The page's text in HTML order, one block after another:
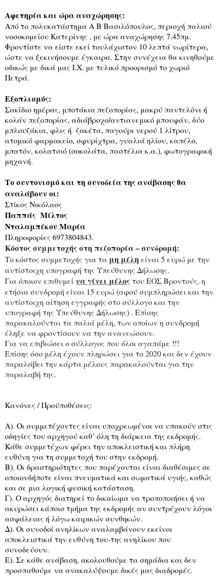
Αφετηρίακαι ώρααναχώρησης:
Από το πολυκατάστημα Α Β Βασιλόπουλος, περιοχή παλιού
νοσοκομείου Κατερίνης , με ώρα αναχώρησης 7.45πμ.
Φροντίστε ναείστε εκείτουλάχιστον 10 λεπτάνωρίτερα,
ώστε ναξεκινήσουμε έγκαιρα. Στην συνέχεια θα κινηθούμε
οδικώς με δικά μας Ι.Χ. με τελικό προορισμό το χωριό
Πετρά.
Εξοπλισμός:
Σακίδιοημέρας, μποτάκιαπεζοπορίας, μακρύπαντελόνιή
κολάν πεζοπορίας, αδιάβροχο/αντιανεμικό μπουφάν, δύο
μπλουζάκια, φλις ή ζακέτα, παγούρινερού 1 λίτρου,
ατομικόφαρμακείο, σφυρίχτρα, γυαλιάηλίου, καπέλο,
μπατόν, κολατσιό(σοκολάτα, παστέλιακ.α.), φωτογραφική
μηχανή.
Τοσυντονισμόκαι τη συνοδείατηςανάβασηςθα
αναλάβουν οι:
Στίκος Νικόλαος
Παππάς Μίλτος
Νταλαμπέκου Μαρία
Πληροφορίες 6973804843.
Κόστοςσυμμετοχήςστη πεζοπορία–συνδρομή:
Τοκόστος συμμετοχής γιατα μη μέλη είναι5 ευρώ με την
αντίστοιχη υπογραφή της Υπεύθυνης Δήλωσης.
Γιαόποιον επιθυμείναγίνει μέλοςτουΕΟΣΒροντούς, η
ετήσιασυνδρομή είναι 15 ευρώ(αφούσυμπληρώσεικαιτην
αντίστοιχη αίτηση εγγραφής στοσύλλογοκαιτην
υπογραφή της Υπεύθυνης Δήλωσης) . Επίσης
παρακαλούνταιταπαλιά μέλη, των οποίων η συνδρομή
έληξε ναφροντίσουν νατην ανανεώσουν.
Γιαναεπιβιώσειοσύλλογος πουόλοιαγαπάμε !!!
Επίσης όσο μέλη έχουν πληρώσειγιατο2020καιδεν έχουν
παραλάβειτην κάρτα μέλους παρακαλούνταιγιατην
παραλαβή της.
Κανόνες /Προϋποθέσεις:
Α). Οισυμμετέχοντες είναιυποχρεωμένοιναυπακούν στις
οδηγίες τουαρχηγούκαθ’ όλη τη διάρκειατης εκδρομής.
Κάθε συμμετέχων φέρειτην αποκλειστική καιπλήρη
ευθύνη γιατη συμμετοχή τουστην εκδρομή.
Β). Οιδραστηριότητες πουπαρέχονταιείναιδιαθέσιμες σε
οποιονδήποτε είναιπνευματικάκαισωματικάυγιής, καθώς
καισε μια λογική φυσική κατάσταση.
Γ). Οαρχηγός διατηρείτοδικαίωμανατροποποιήσειή να
ακυρώσεικάποιοτμήματης εκδρομής αν συντρέχουν λόγοι
ασφάλειας ή λόγωκαιρικών συνθηκών.
Δ). Οισυνοδοίανηλίκων αναλαμβάνουν εκείνοι
αποκλειστικάτην ευθύνη του-της ανηλίκουπου
συνοδεύουν.
Ε). Σε κάθε ανάβαση, ακολουθούμε τασημάδιακαιδεν
προσπαθούμε ναανακαλύψουμε δικές μας διαδρομές.